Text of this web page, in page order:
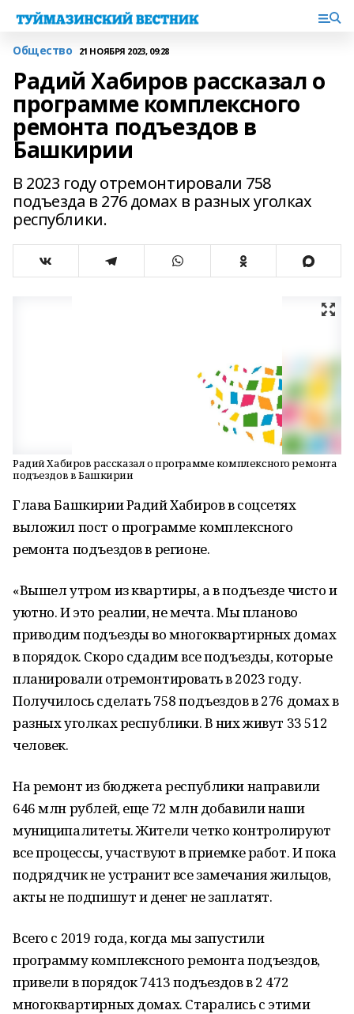
Общество 21 НОЯБРЯ 2023, 09:28
Радий Хабиров рассказал о
программе комплексного
ремонта подъездов в
Башкирии
В 2023 году отремонтировали 758
подъезда в 276 домах в разных уголках
республики.
Радий Хабиров рассказал о программе комплексного ремонта
подъездов в Башкирии
Глава Башкирии Радий Хабиров в соцсетях
выложил пост о программе комплексного
ремонта подъездов в регионе.
«Вышел утром из квартиры, а в подъезде чисто и
уютно. И это реалии, не мечта. Мы планово
приводим подъезды во многоквартирных домах
в порядок. Скоро сдадим все подъезды, которые
планировали отремонтировать в 2023 году.
Получилось сделать 758 подъездов в 276 домах в
разных уголках республики. В них живут 33 512
человек.
На ремонт из бюджета республики направили
646 млн рублей, еще 72 млн добавили наши
муниципалитеты. Жители четко контролируют
все процессы, участвуют в приемке работ. И пока
подрядчик не устранит все замечания жильцов,
акты не подпишут и денег не заплатят.
Всего с 2019 года, когда мы запустили
программу комплексного ремонта подъездов,
привели в порядок 7413 подъездов в 2 472
многоквартирных домах. Старались с этими